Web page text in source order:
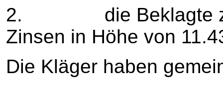
2. die Beklagte zu
Zinsen in Höhe von
Die Kläger haben